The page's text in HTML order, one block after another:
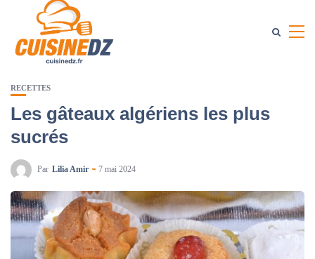
RECETTES
Les gâteaux algériens les plus
sucrés
Par Lilia Amir 7 mai 2024